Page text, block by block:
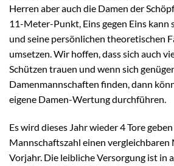
Herren aber auch die Damen der
11-Meter-Punkt, Eins gegen Eins kann
und seine persönlichen theoretischen
umsetzen. Wir hoffen, dass sich auch
Schützen trauen und wenn sich
Damenmannschaften finden, dann
eigene Damen-Wertung durchführen.
Es wird dieses Jahr wieder 4 Tore
Mannschaftszahl einen vergleichbaren
Vorjahr. Die leibliche Versorgung ist in